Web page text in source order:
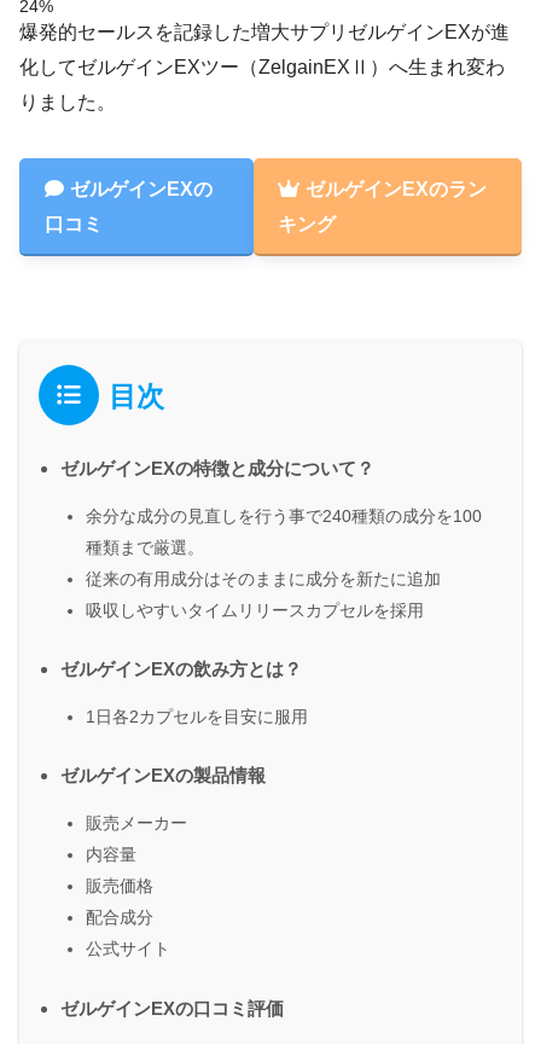
爆発的セールスを記録した増大サプリゼルゲインEXが進
化してゼルゲインEXツー（ZelgainEXⅡ）へ生まれ変わ
りました。
ゼルゲインEXの
口コミ
ゼルゲインEXのラン
キング
目次
ゼルゲインEXの特徴と成分について？
余分な成分の見直しを行う事で240種類の成分を100
種類まで厳選。
従来の有用成分はそのままに成分を新たに追加
吸収しやすいタイムリリースカプセルを採用
ゼルゲインEXの飲み方とは？
1日各2カプセルを目安に服用
ゼルゲインEXの製品情報
販売メーカー
内容量
販売価格
配合成分
公式サイト
ゼルゲインEXの口コミ評価